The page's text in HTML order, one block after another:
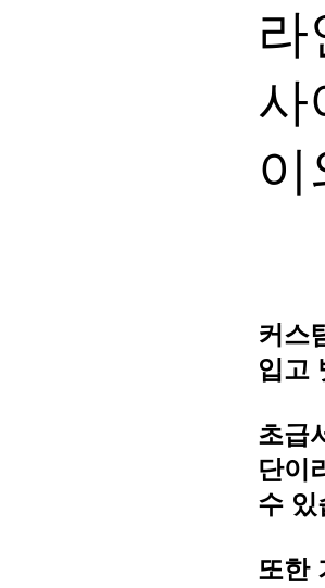
라
사
이
커스
입고
초급
단이
수
또한